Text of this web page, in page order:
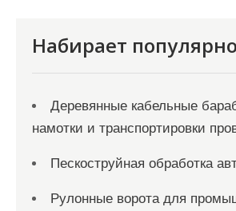
Набирает
Деревянные кабельные
намотки и транспортировки
Пескоструйная обработка
Рулонные ворота для